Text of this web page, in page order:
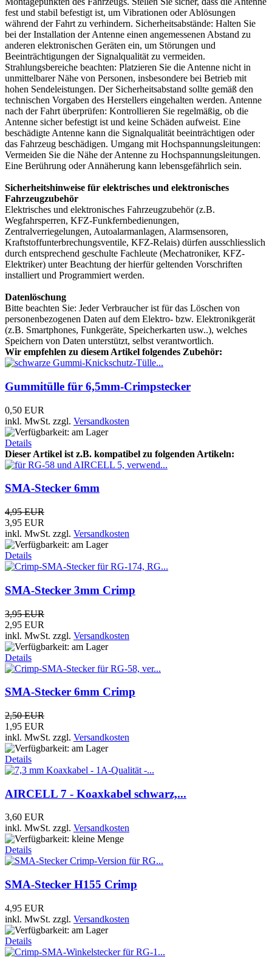
fest und stabil befestigt ist, um Vibrationen oder Ablösungen
während der Fahrt zu verhindern. Sicherheitsabstände: Halten Sie
bei der Installation der Antenne einen angemessenen Abstand zu
anderen elektronischen Geräten ein, um Störungen und
Beeinträchtigungen der Signalqualität zu vermeiden.
Strahlungsbereiche beachten: Platzieren Sie die Antenne nicht in
unmittelbarer Nähe von Personen, insbesondere bei Betrieb mit
hohen Sendeleistungen. Der Sicherheitsabstand sollte gemäß den
technischen Vorgaben des Herstellers eingehalten werden. Antenne
nach der Fahrt überprüfen: Kontrollieren Sie regelmäßig, ob die
Antenne sicher befestigt ist und keine Schäden aufweist. Eine
beschädigte Antenne kann die Signalqualität beeinträchtigen oder
das Fahrzeug beschädigen. Umgang mit Hochspannungsleitungen:
Vermeiden Sie die Nähe der Antenne zu Hochspannungsleitungen.
Eine Berührung oder Annäherung kann lebensgefährlich sein.
Sicherheitshinweise für elektrisches und elektronisches
Fahrzeugzubehör
Elektrisches und elektronisches Fahrzeugzubehör (z.B.
Wegfahrsperren, KFZ-Funkfernbedienungen,
Zentralverriegelungen, Autoalarmanlagen, Alarmsensoren,
Kraftstoffunterbrechungsventile, KFZ-Relais) dürfen ausschliesslich
durch entsprechend geschulte Fachleute (Mechatroniker, KFZ-
Elektriker) unter Beachtung der hierfür geltenden Vorschriften
installiert und Programmiert werden.
Datenlöschung
Bitte beachten Sie: Jeder Verbraucher ist für das Löschen von
personenbezogenen Daten auf dem Elektro- bzw. Elektronikgerät
(z.B. Smartphones, Funkgeräte, Speicherkarten usw..), welches
Speichern von Daten unterstützt, selbst verantwortlich.
Wir empfehlen zu diesem Artikel folgendes Zubehör:
Gummitülle für 6,5mm-Crimpstecker
0,50 EUR
inkl. MwSt. zzgl. Versandkosten
Details
Dieser Artikel ist z.B. kompatibel zu folgenden Artikeln:
SMA-Stecker 6mm
4,95 EUR
3,95 EUR
inkl. MwSt. zzgl. Versandkosten
Details
SMA-Stecker 3mm Crimp
3,95 EUR
2,95 EUR
inkl. MwSt. zzgl. Versandkosten
Details
SMA-Stecker 6mm Crimp
2,50 EUR
1,95 EUR
inkl. MwSt. zzgl. Versandkosten
Details
AIRCELL 7 - Koaxkabel schwarz,...
3,60 EUR
inkl. MwSt. zzgl. Versandkosten
Details
SMA-Stecker H155 Crimp
4,95 EUR
inkl. MwSt. zzgl. Versandkosten
Details